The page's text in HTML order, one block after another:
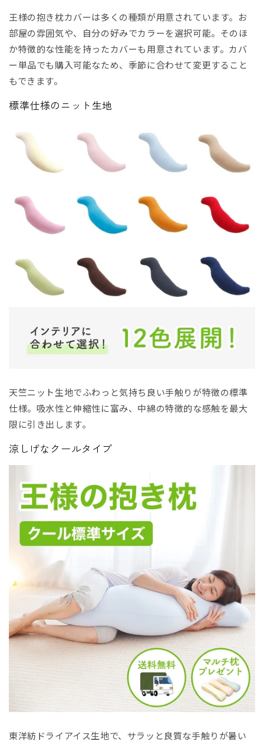
王様の抱き枕カバーは多くの種類が用意されています。お
部屋の雰囲気や、自分の好みでカラーを選択可能。そのほ
か特徴的な性能を持ったカバーも用意されています。カバ
ー単品でも購入可能なため、季節に合わせて変更すること
もできます。
標準仕様のニット生地
天竺ニット生地でふわっと気持ち良い手触りが特徴の標準
仕様。吸水性と伸縮性に富み、中綿の特徴的な感触を最大
限に引き出します。
涼しげなクールタイプ
東洋紡ドライアイス生地で、サラッと良質な手触りが暑い